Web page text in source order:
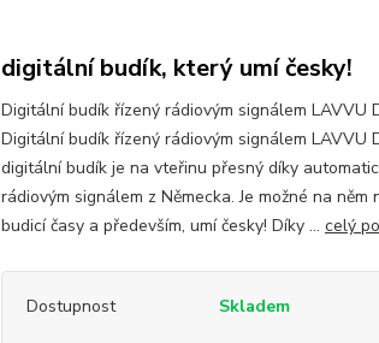
digitální budík, který umí česky!
Digitální budík řízený rádiovým signálem LAVVU
Digitální budík řízený rádiovým signálem LAVVU
digitální budík je na vteřinu přesný díky
rádiovým signálem z Německa. Je možné na něm
budicí časy a především, umí česky! Díky ... celý
Dostupnost Skladem